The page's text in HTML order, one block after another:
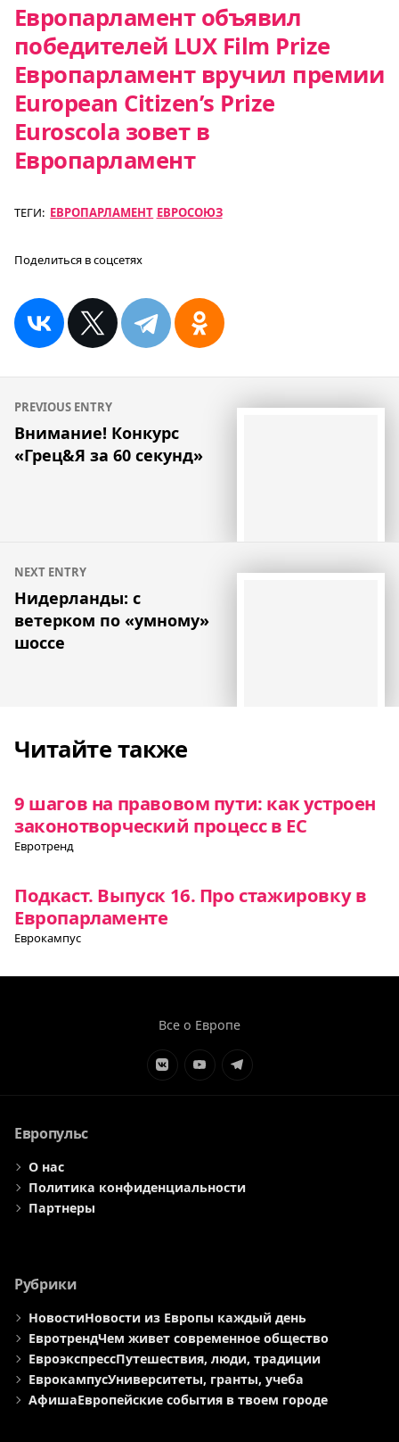
Европарламент объявил
победителей LUX Film Prize
Европарламент вручил премии
European Citizen’s Prize
Euroscola зовет в
Европарламент
ТЕГИ: ЕВРОПАРЛАМЕНТ ЕВРОСОЮЗ
Поделиться в соцсетях
Навигация
по
записям
PREVIOUS ENTRY
Внимание! Конкурс
«Грец&Я за 60 секунд»
NEXT ENTRY
Нидерланды: с
ветерком по «умному»
шоссе
Читайте также
9 шагов на правовом пути: как устроен
законотворческий процесс в ЕС
Евротренд
Подкаст. Выпуск 16. Про стажировку в
Европарламенте
Еврокампус
Все о Европе
ЭлементЭлементЭлемент
Европульс
О нас
Политика конфиденциальности
Партнеры
Рубрики
НовостиНовости из Европы каждый день
ЕвротрендЧем живет современное общество
ЕвроэкспрессПутешествия, люди, традиции
ЕврокампусУниверситеты, гранты, учеба
АфишаЕвропейские события в твоем городе